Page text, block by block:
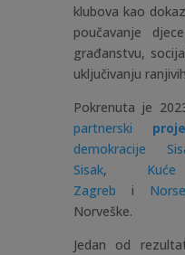
klubova kao
poučavanje
građanstvu,
uključivanju
Pokrenuta je
partnerski
demokracije
Sisak,
Zagreb i
Norveške.
Jedan od